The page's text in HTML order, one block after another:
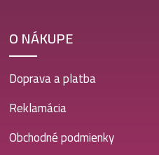
O NÁKUPE
Doprava a platba
Reklamácia
Obchodné podmienky